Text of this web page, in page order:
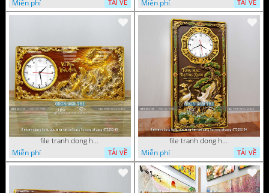
Miễn phí TẢI VỀ Miễn phí TẢI VỀ
file tranh dong ho tu quy tung hac dai bang ho rong phuong 072026 49
Miễn phí
TẢI VỀ
file tranh dong ho tu quy tung hac dai bang ho rong phuong 072026 34
Miễn phí
TẢI VỀ